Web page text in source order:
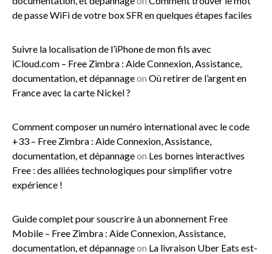
de passe WiFi de votre box SFR en quelques étapes faciles
Suivre la localisation de l’iPhone de mon fils avec
iCloud.com – Free Zimbra : Aide Connexion, Assistance,
documentation, et dépannageon Où retirer de l’argent en
France avec la carte Nickel ?
Comment composer un numéro international avec le code
+33 – Free Zimbra : Aide Connexion, Assistance,
documentation, et dépannageon Les bornes interactives
Free : des alliées technologiques pour simplifier votre
expérience !
Guide complet pour souscrire à un abonnement Free
Mobile – Free Zimbra : Aide Connexion, Assistance,
documentation, et dépannageon La livraison Uber Eats est-